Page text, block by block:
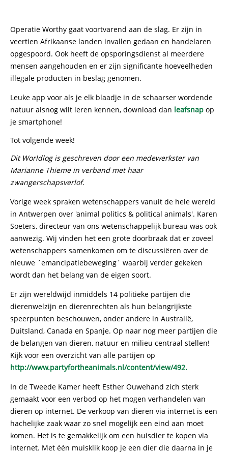
Operatie Worthy gaat voortvarend aan de slag. Er zijn in
veertien Afrikaanse landen invallen gedaan en handelaren
opgespoord. Ook heeft de opsporingsdienst al meerdere
mensen aangehouden en er zijn significante hoeveelheden
illegale producten in beslag genomen.
Leuke app voor als je elk blaadje in de schaarser wordende
natuur alsnog wilt leren kennen, download dan leafsnap op
je smartphone!
Tot volgende week!
Dit Worldlog is geschreven door een medewerkster van
Marianne Thieme in verband met haar
zwangerschapsverlof.
Vorige week spraken wetenschappers vanuit de hele wereld
in Antwerpen over 'animal politics & political animals'. Karen
Soeters, directeur van ons wetenschappelijk bureau was ook
aanwezig. Wij vinden het een grote doorbraak dat er zoveel
wetenschappers samenkomen om te discussiëren over de
nieuwe ´emancipatiebeweging´ waarbij verder gekeken
wordt dan het belang van de eigen soort.
Er zijn wereldwijd inmiddels 14 politieke partijen die
dierenwelzijn en dierenrechten als hun belangrijkste
speerpunten beschouwen, onder andere in Australië,
Duitsland, Canada en Spanje. Op naar nog meer partijen die
de belangen van dieren, natuur en milieu centraal stellen!
Kijk voor een overzicht van alle partijen op
http://www.partyfortheanimals.nl/content/view/492.
In de Tweede Kamer heeft Esther Ouwehand zich sterk
gemaakt voor een verbod op het mogen verhandelen van
dieren op internet. De verkoop van dieren via internet is een
hachelijke zaak waar zo snel mogelijk een eind aan moet
komen. Het is te gemakkelijk om een huisdier te kopen via
internet. Met één muisklik koop je een dier die daarna in je